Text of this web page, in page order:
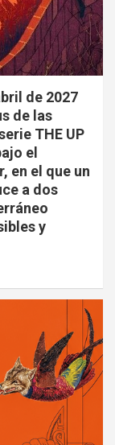
de 2027
de las
THE UP
el
en el que un
a dos
y